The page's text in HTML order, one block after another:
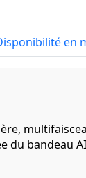
en
du bandeau